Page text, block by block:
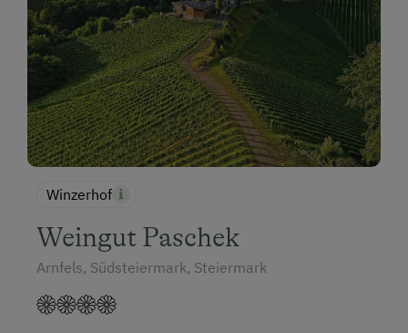
Winzerhof
Weingut Paschek
Arnfels, Südsteiermark, Steiermark